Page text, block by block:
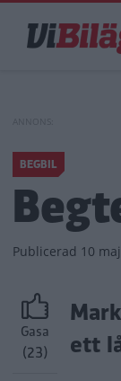
huvudinnehåll
BEGBIL
Publicerad 10
Gasa
(23)
ett